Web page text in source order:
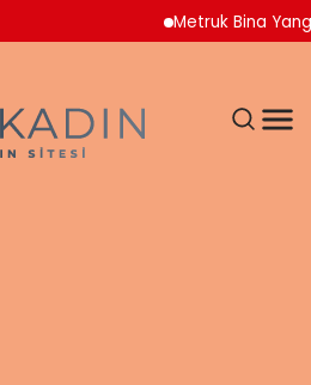
Metruk Bina Yangını